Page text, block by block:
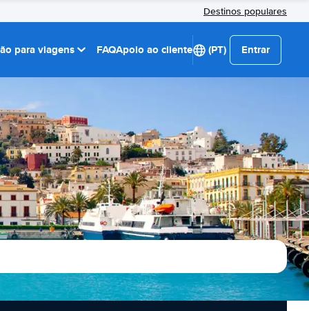
Destinos populares
para viagens FAQApoio ao cliente (PT) Entrar